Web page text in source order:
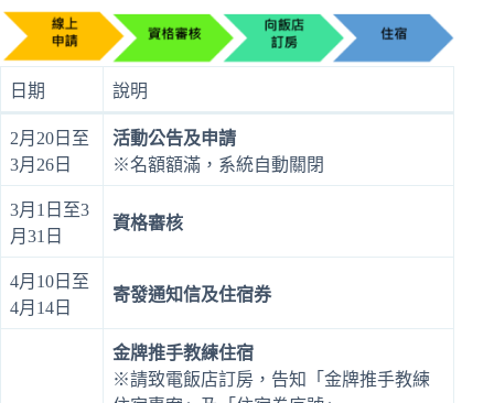
日期 說明
2月20日至
3月26日
活動公告及申請
※名額額滿，系統自動關閉
3月1日至3
月31日
資格審核
4月10日至
4月14日
寄發通知信及住宿券
金牌推手教練住宿
※請致電飯店訂房，告知「金牌推手教練